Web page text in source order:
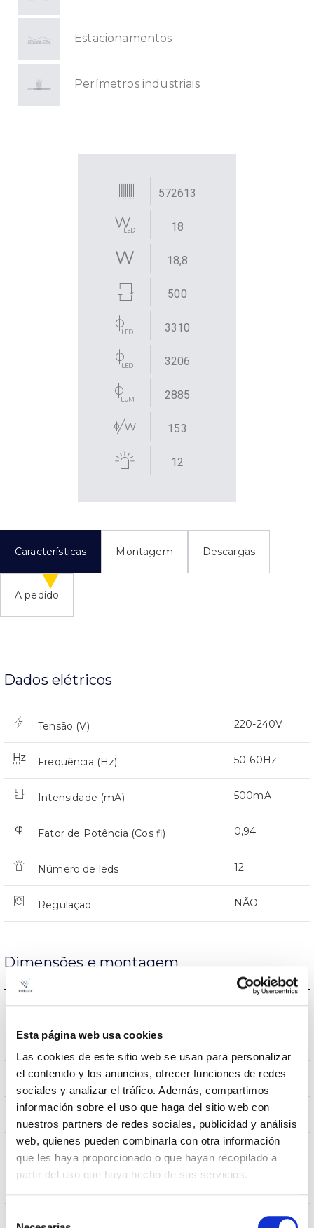
Esta página web usa cookies
Las cookies de este sitio web se usan para personalizar
el contenido y los anuncios, ofrecer funciones de redes
sociales y analizar el tráfico. Además, compartimos
información sobre el uso que haga del sitio web con
nuestros partners de redes sociales, publicidad y análisis
web, quienes pueden combinarla con otra información
que les haya proporcionado o que hayan recopilado a
partir del uso que haya hecho de sus servicios.
Estacionamentos
Perímetros industriais
572613
18
18,8
500
3310
3206
2885
153
12
Características Montagem Descargas
A pedido
Dados elétricos
Tensão (V) 220-240V
Frequência (Hz) 50-60Hz
Intensidade (mA) 500mA
Fator de Potência (Cos fi) 0,94
Número de leds 12
Regulaçao NÃO
Dimensões e montagem
Assembly Monte Crúzio
Resistência ao vento
Peso 9Kg
620x295x145mm
Posição de montagem